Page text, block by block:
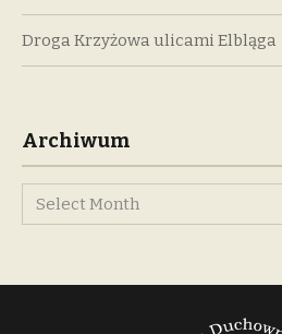
Droga Krzyżowa ulicami Elbląga
Archiwum